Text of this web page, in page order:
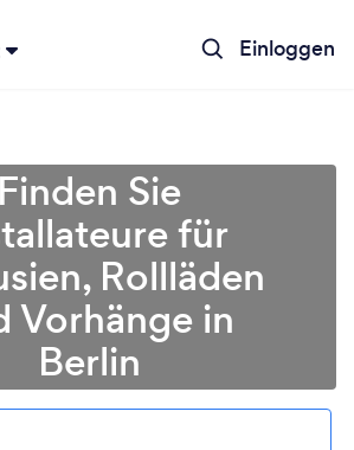
Einloggen
Finden Sie
für
Rollläden
Vorhänge in
Berlin